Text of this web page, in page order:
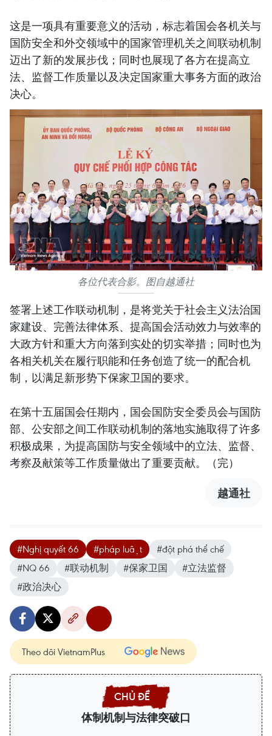
这是一项具有重要意义的活动，标志着国会各机关与
国防安全和外交领域中的国家管理机关之间联动机制
迈出了新的发展步伐；同时也展现了各方在提高立
法、监督工作质量以及决定国家重大事务方面的政治
决心。
各位代表合影。图自越通社
签署上述工作联动机制，是将党关于社会主义法治国
家建设、完善法律体系、提高国会活动效力与效率的
大政方针和重大方向落到实处的切实举措；同时也为
各相关机关在履行职能和任务创造了统一的配合机
制，以满足新形势下保家卫国的要求。
在第十五届国会任期内，国会国防安全委员会与国防
部、公安部之间工作联动机制的落地实施取得了许多
积极成果，为提高国防与安全领域中的立法、监督、
考察及献策等工作质量做出了重要贡献。（完）
越通社
#Nghị quyết 66 #pháp luật
#đột phá thể chế
#NQ 66
#联动机制 #保家卫国
#立法监督
#政治决心
Theo dõi VietnamPlus
体制机制与法律突破口